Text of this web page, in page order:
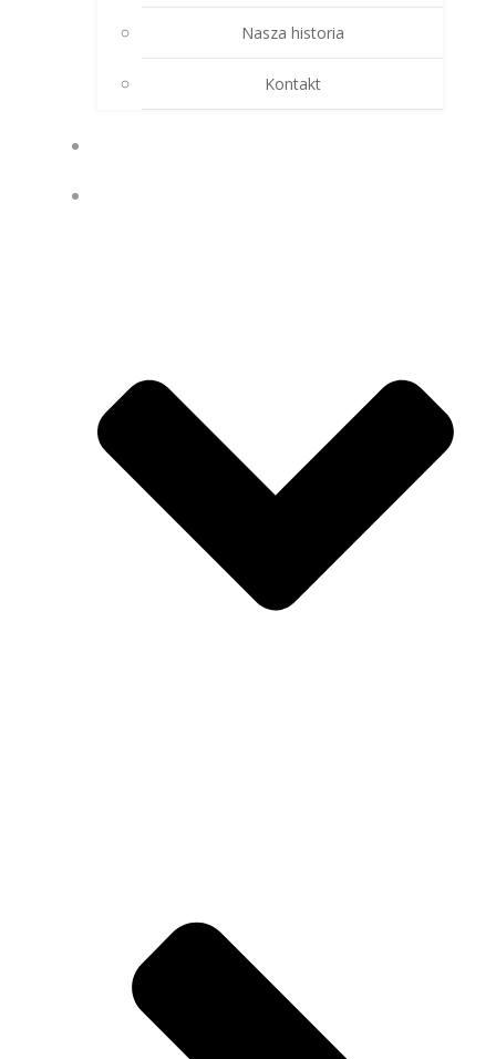
Nasza historia
Kontakt